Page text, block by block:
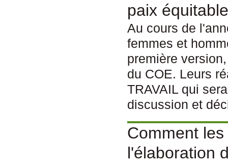
paix
Au cours de
femmes et
première
du COE. Leurs
TRAVAIL qui
discussion et
Comment
l'élaboration